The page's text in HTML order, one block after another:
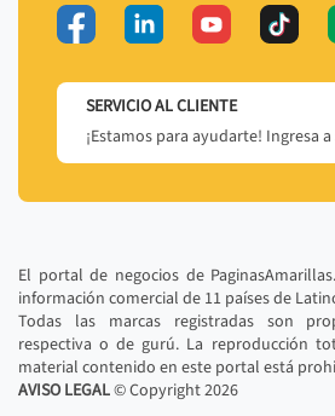
SERVICIO AL CLIENTE
¡Estamos para ayudarte! Ingresa a
El portal de negocios de
información comercial de 11 países de
Todas las marcas registradas son
respectiva o de gurú. La reproducción
material contenido en este portal está
AVISO LEGAL© Copyright2026